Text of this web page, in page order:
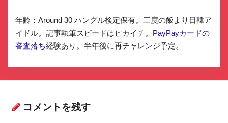
年齢：Around 30 ハングル検定保有。三度の飯より日韓ア
イドル。記事執筆スピードはピカイチ。 PayPayカードの
審査落ち経験あり。半年後に再チャレンジ予定。
コメントを残す